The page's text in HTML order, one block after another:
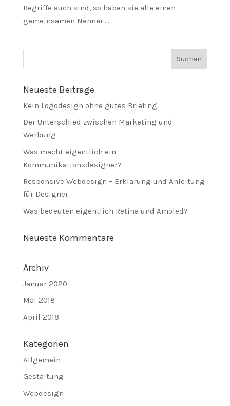
Begriffe auch sind, so haben sie alle einen
gemeinsamen Nenner:...
Neueste Beiträge
Kein Logodesign ohne gutes Briefing
Der Unterschied zwischen Marketing und
Werbung
Was macht eigentlich ein
Kommunikationsdesigner?
Responsive Webdesign – Erklärung und Anleitung
für Designer
Was bedeuten eigentlich Retina und Amoled?
Neueste Kommentare
Archiv
Januar 2020
Mai 2018
April 2018
Kategorien
Allgemein
Gestaltung
Webdesign